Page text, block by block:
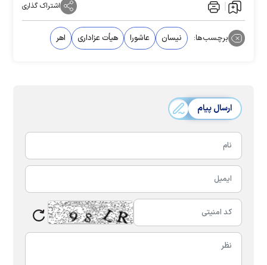
اشتراک گذاری
برچسب‌ها: نیسان عاشورا هیأت عزاداری اهر
ارسال پیام